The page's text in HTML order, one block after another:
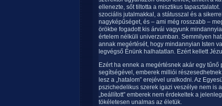
ellenezte, sőt tiltotta a misztikus
szociális jutalmakkal, a státusszal és a
nagyképűséget, és – ami még rosszabb –
örökbe fogadott kis árvái vagyunk
értelem nélküli univerzumban. Semmilyen
annak megértését, hogy mindannyian Isten
legvégső Énünk halhatatlan. Ezért kellett
Ezért ha ennek a megértésnek akár egy
segítségével, emberek milliói
lesz a „hatalom” erejével uralkodni. Az
pszichedelikus szerek igazi veszélye nem is
„beállított” emberek nem érdekeltek a
tökéletesen unalmas az életük.